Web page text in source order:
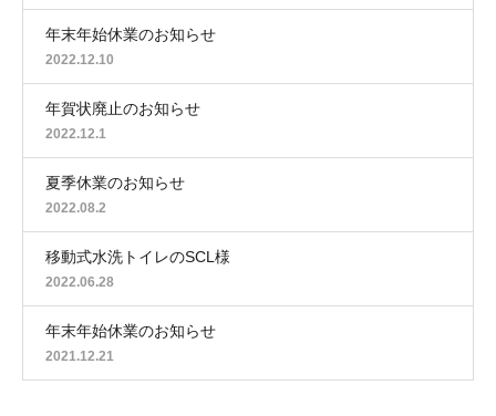
年末年始休業のお知らせ
2022.12.10
年賀状廃止のお知らせ
2022.12.1
夏季休業のお知らせ
2022.08.2
移動式水洗トイレのSCL様
2022.06.28
年末年始休業のお知らせ
2021.12.21